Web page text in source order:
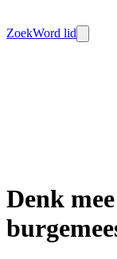
ZoekWord lid
Denk